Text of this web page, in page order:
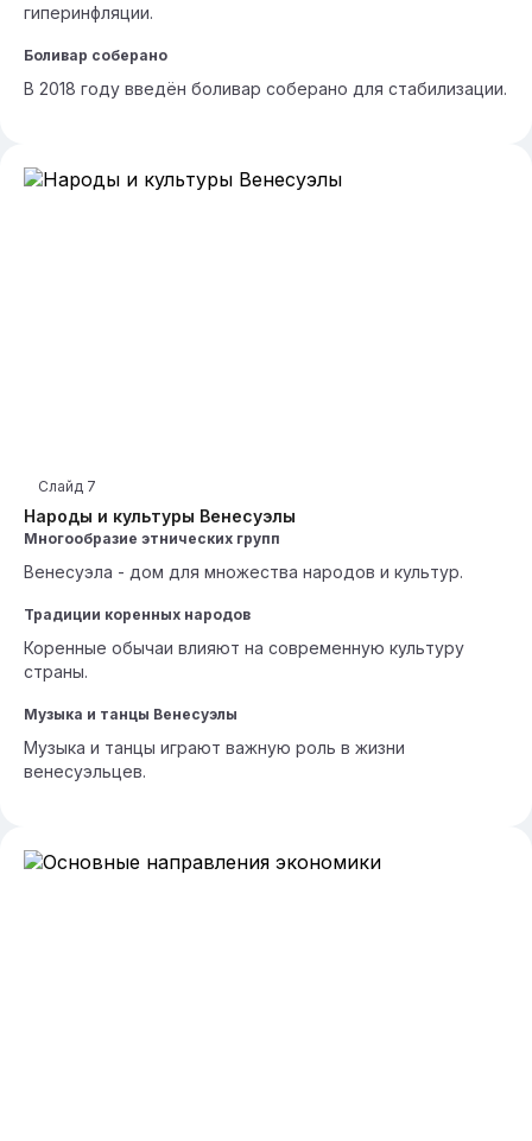
гиперинфляции.
Боливар соберано
В 2018 году введён боливар соберано для стабилизации.
Народы и культуры Венесуэлы
Слайд 7
Многообразие этнических групп
Венесуэла - дом для множества народов и культур.
Традиции коренных народов
Коренные обычаи влияют на современную культуру
страны.
Музыка и танцы Венесуэлы
Музыка и танцы играют важную роль в жизни
венесуэльцев.